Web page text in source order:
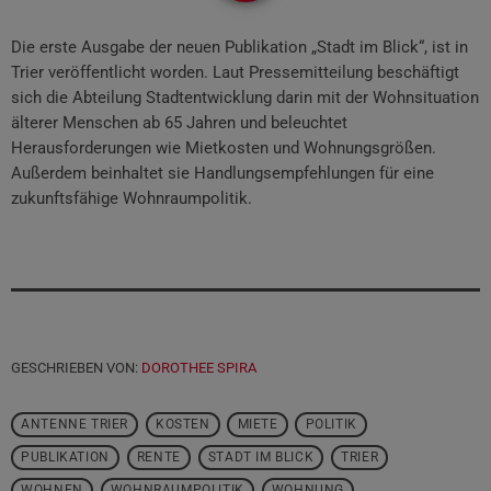
Die erste Ausgabe der neuen Publikation „Stadt im Blick“, ist in
Trier veröffentlicht worden. Laut Pressemitteilung beschäftigt
sich die Abteilung Stadtentwicklung darin mit der Wohnsituation
älterer Menschen ab 65 Jahren und beleuchtet
Herausforderungen wie Mietkosten und Wohnungsgrößen.
Außerdem beinhaltet sie Handlungsempfehlungen für eine
zukunftsfähige Wohnraumpolitik.
GESCHRIEBEN VON: DOROTHEE SPIRA
ANTENNE TRIER KOSTEN MIETE POLITIK
PUBLIKATION RENTE STADT IM BLICK TRIER